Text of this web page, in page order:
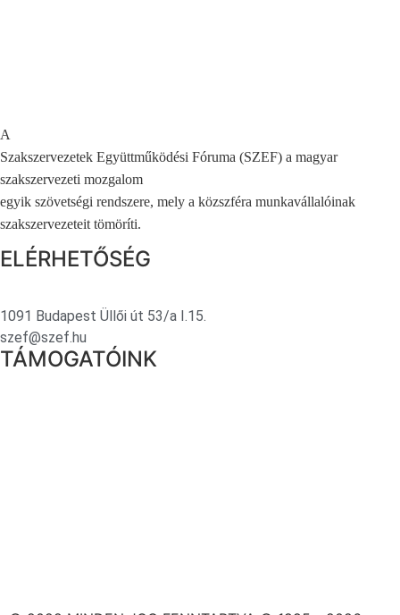
A
Szakszervezetek Együttműködési Fóruma (SZEF) a magyar
szakszervezeti mozgalom
egyik szövetségi rendszere, mely a közszféra munkavállalóinak
szakszervezeteit tömöríti.
ELÉRHETŐSÉG
1091 Budapest Üllői út 53/a I.15.
szef@szef.hu
TÁMOGATÓINK